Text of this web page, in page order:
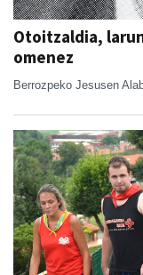
Otoitzaldia,
omenez
Berrozpeko Jesusen